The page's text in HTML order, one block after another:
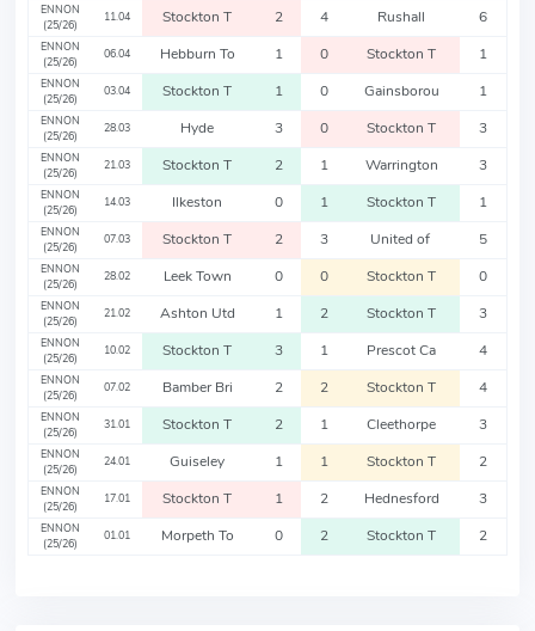
ENNON
(25/26)
11.04 Stockton T 2 4 Rushall 6
ENNON
(25/26)
06.04 Hebburn To 1 0 Stockton T 1
ENNON
(25/26)
03.04 Stockton T 1 0 Gainsborou 1
ENNON
(25/26)
28.03 Hyde 3 0 Stockton T 3
ENNON
(25/26)
21.03 Stockton T 2 1 Warrington 3
ENNON
(25/26)
14.03 Ilkeston 0 1 Stockton T 1
ENNON
(25/26)
07.03 Stockton T 2 3 United of 5
ENNON
(25/26)
28.02 Leek Town 0 0 Stockton T 0
ENNON
(25/26)
21.02 Ashton Utd 1 2 Stockton T 3
ENNON
(25/26)
10.02 Stockton T 3 1 Prescot Ca 4
ENNON
(25/26)
07.02 Bamber Bri 2 2 Stockton T 4
ENNON
(25/26)
31.01 Stockton T 2 1 Cleethorpe 3
ENNON
(25/26)
24.01 Guiseley 1 1 Stockton T 2
ENNON
(25/26)
17.01 Stockton T 1 2 Hednesford 3
ENNON
(25/26)
01.01 Morpeth To 0 2 Stockton T 2